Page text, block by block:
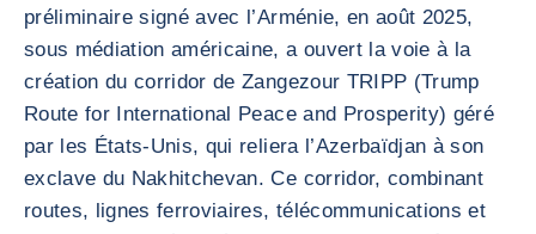
préliminaire signé avec l’Arménie, en août 2025,
sous médiation américaine, a ouvert la voie à la
création du corridor de Zangezour TRIPP (Trump
Route for International Peace and Prosperity) géré
par les États-Unis, qui reliera l’Azerbaïdjan à son
exclave du Nakhitchevan. Ce corridor, combinant
routes, lignes ferroviaires, télécommunications et